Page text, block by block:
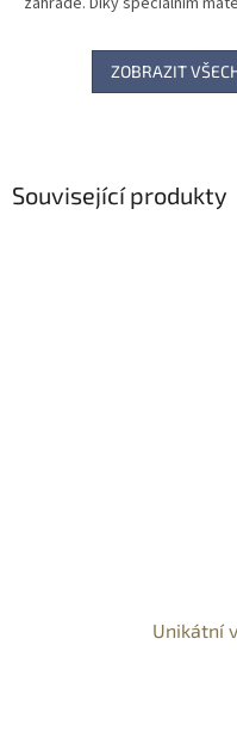
Související produkty
Unikátní
ZOBRAZIT